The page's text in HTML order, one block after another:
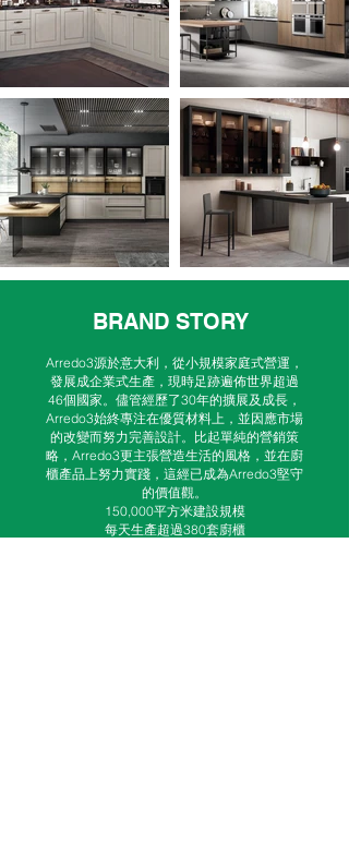
BRAND STORY
Arredo3源於意大利，從小規模家庭式營運，
發展成企業式生產，現時足跡遍佈世界超過
46個國家。儘管經歷了30年的擴展及成長，
Arredo3始終專注在優質材料上，並因應市場
的改變而努力完善設計。比起單純的營銷策
略，Arredo3更主張營造生活的風格，並在廚
櫃產品上努力實踐，這經已成為Arredo3堅守
的價值觀。
150,000平方米建設規模
每天生產超過380套廚櫃